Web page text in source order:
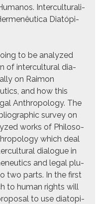
Inter­cul­tur­al­i­
Diatópi­
to be ana­lyzed
of inter­cul­tur­al dia­
on Rai­mon
and how this
Anthro­pol­o­gy. The
sur­vey on
works of Phi­los­o­
which deal
dia­logue in
and legal plu­
two parts. In the first
to human rights will
to use diatopi­